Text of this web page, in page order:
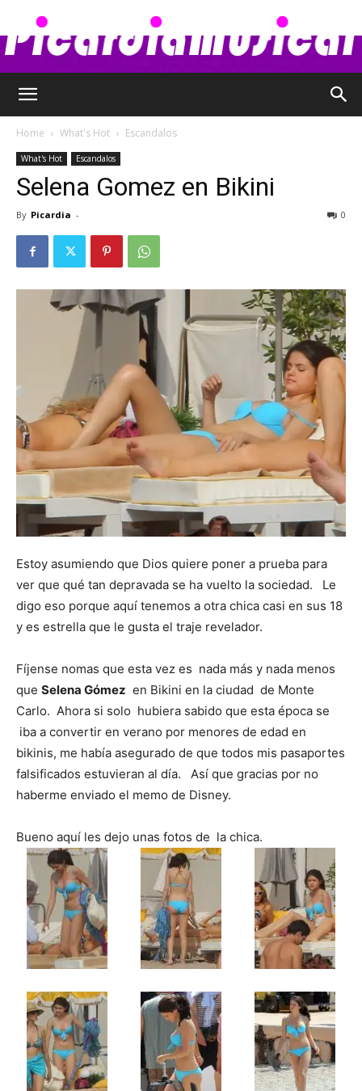
Chismes,
Escandalos,Morbo,
Home What's Hot Escandalos
What's Hot Escandalos
Selena Gomez en Bikini
By Picardia - 0
Estoy asumiendo que Dios quiere poner a prueba para
ver que qué tan depravada se ha vuelto la sociedad. Le
digo eso porque aquí tenemos a otra chica casi en sus 18
y es estrella que le gusta el traje revelador.
Fíjense nomas que esta vez es nada más y nada menos
que Selena Gómez en Bikini en la ciudad de Monte
Carlo. Ahora si solo hubiera sabido que esta época se
iba a convertir en verano por menores de edad en
bikinis, me había asegurado de que todos mis pasaportes
falsificados estuvieran al día. Así que gracias por no
haberme enviado el memo de Disney.
Bueno aquí les dejo unas fotos de la chica.